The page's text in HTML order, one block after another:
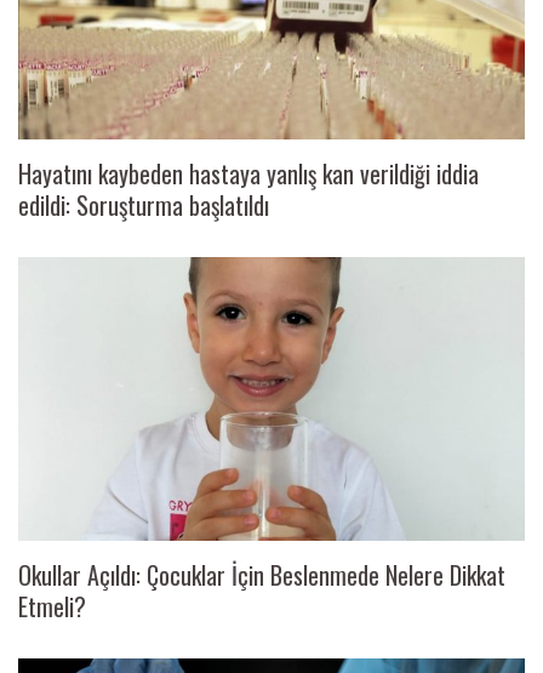
Hayatını kaybeden hastaya yanlış kan verildiği iddia
edildi: Soruşturma başlatıldı
Okullar Açıldı: Çocuklar İçin Beslenmede Nelere Dikkat
Etmeli?